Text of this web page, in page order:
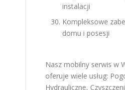
instalacji
Kompleksowe
domu i posesji
Nasz mobilny serwis w
oferuje wiele usług:
Hydrauliczne,